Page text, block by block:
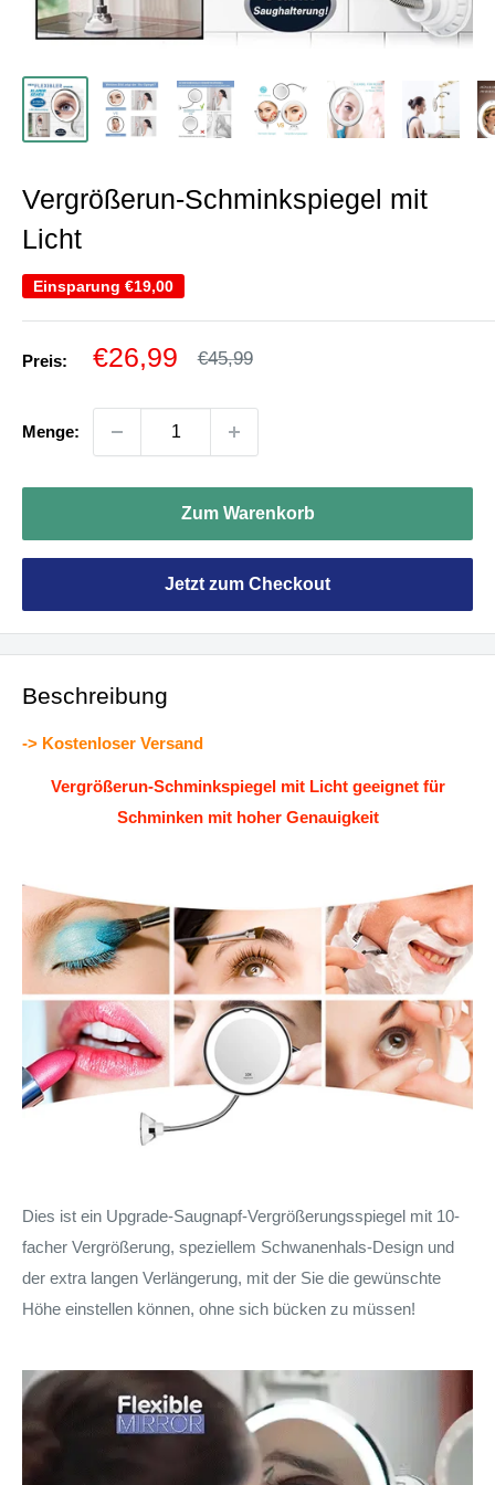
Vergrößerun-Schminkspiegel mit
Licht
Einsparung €19,00
Preis: Sonderpreis
€26,99 Normalpreis
€45,99
Menge:
Zum Warenkorb
Jetzt zum Checkout
Beschreibung
-> Kostenloser Versand
Vergrößerun-Schminkspiegel mit Licht geeignet für
Schminken mit hoher Genauigkeit
Dies ist ein Upgrade-Saugnapf-Vergrößerungsspiegel mit 10-
facher Vergrößerung, speziellem Schwanenhals-Design und
der extra langen Verlängerung, mit der Sie die gewünschte
Höhe einstellen können, ohne sich bücken zu müssen!